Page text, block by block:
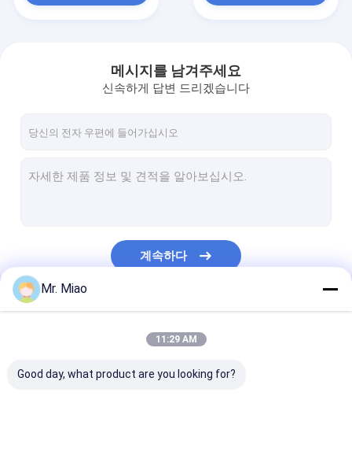
우리에 대하여
공장 여행
알루미늄 핀 관
메시지를 남겨주세요
신속하게 답변 드리겠습니다
계속하다
Mr. Miao
11:29 AM
Good day, what product are you looking for?